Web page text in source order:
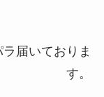
届いておりま
す。